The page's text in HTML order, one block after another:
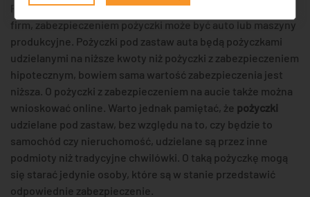
Przy pożyczkach na niższe kwoty, ale również w przypadku
firm, zabezpieczeniem pożyczki może być auto lub maszyny
produkcyjne. Pożyczki pod zastaw auta będą pożyczkami
udzielanymi na niższe kwoty niż pożyczki z zabezpieczeniem
hipotecznym, bowiem sama wartość zabezpieczenia jest
niższa. O pożyczki z zabezpieczeniem na aucie także można
wnioskować online. Warto jednak pamiętać, że pożyczki
udzielane pod zastaw, bez względu na to, czy będzie to
samochód czy nieruchomość, udzielane są przez inne
podmioty niż tradycyjne chwilówki. O taką pożyczkę mogą
się starać jedynie osoby, które są w stanie przedstawić
odpowiednie zabezpieczenie.